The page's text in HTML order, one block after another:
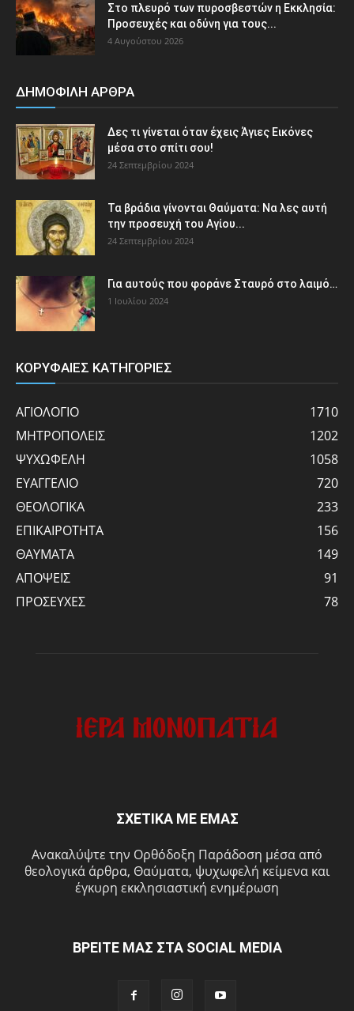
Στο πλευρό των πυροσβεστών η Εκκλησία:
Προσευχές και οδύνη για τους...
4 Αυγούστου 2026
ΔΗΜΟΦΙΛΗ ΑΡΘΡΑ
Δες τι γίνεται όταν έχεις Άγιες Εικόνες
μέσα στο σπίτι σου!
24 Σεπτεμβρίου 2024
Τα βράδια γίνονται Θαύματα: Να λες αυτή
την προσευχή του Αγίου...
24 Σεπτεμβρίου 2024
Για αυτούς που φοράνε Σταυρό στο λαιμό…
1 Ιουλίου 2024
ΚΟΡΥΦΑΙΕΣ ΚΑΤΗΓΟΡΙΕΣ
ΑΓΙΟΛΟΓΙΟ
1710
ΜΗΤΡΟΠΟΛΕΙΣ
1202
ΨΥΧΩΦΕΛΗ
1058
ΕΥΑΓΓΕΛΙΟ
720
ΘΕΟΛΟΓΙΚΑ
233
ΕΠΙΚΑΙΡΟΤΗΤΑ
156
ΘΑΥΜΑΤΑ
149
ΑΠΟΨΕΙΣ
91
ΠΡΟΣΕΥΧΕΣ
78
ΣΧΕΤΙΚΑ ΜΕ ΕΜΑΣ
Ανακαλύψτε την Ορθόδοξη Παράδοση μέσα από
θεολογικά άρθρα, Θαύματα, ψυχωφελή κείμενα και
έγκυρη εκκλησιαστική ενημέρωση
ΒΡΕΙΤΕ ΜΑΣ ΣΤΑ SOCIAL MEDIA